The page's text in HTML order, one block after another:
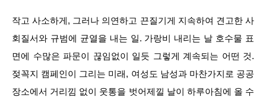
작고 사소하게, 그러나 의연하고 끈질기게 지속하여 견고한 사
회질서와 규범에 균열을 내는 일. 가랑비 내리는 날 호수물 표
면에 수많은 파문이 끊임없이 일듯 그렇게 계속되는 어떤 것.
젖꼭지 캠페인이 그리는 미래, 여성도 남성과 마찬가지로 공공
장소에서 거리낌 없이 웃통을 벗어제낄 날이 하루아침에 올 수